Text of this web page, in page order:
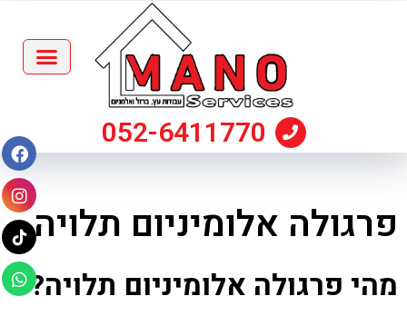
052-6411770
פרגולה אלומיניום תלויה
מהי פרגולה אלומיניום תלויה?